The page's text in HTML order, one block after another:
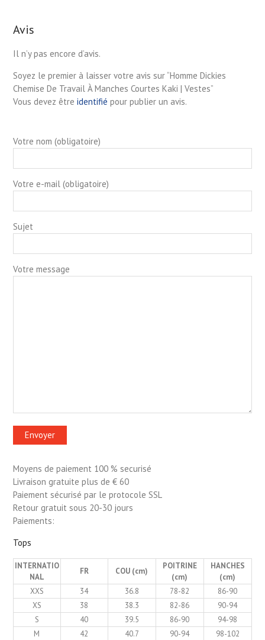
Avis
Il n’y pas encore d’avis.
Soyez le premier à laisser votre avis sur “Homme Dickies
Chemise De Travail À Manches Courtes Kaki | Vestes”
Vous devez être identifié pour publier un avis.
Votre nom (obligatoire)
Votre e-mail (obligatoire)
Sujet
Votre message
Moyens de paiement 100 % securisé
Livraison gratuite plus de € 60
Paiement sécurisé par le protocole SSL
Retour gratuit sous 20-30 jours
Paiements:
Tops
INTERNATIO
NAL
FR COU (cm)
POITRINE
(cm)
HANCHES
(cm)
XXS
34 36.8 78-82
86-90
XS
38 38.3 82-86
90-94
S
40 39.5 86-90
94-98
M
42 40.7 90-94 98-102